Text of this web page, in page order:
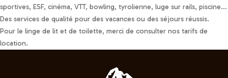
sportives, ESF, cinéma, VTT, bowling, tyrolienne, luge sur rails, piscine…
Des services de qualité pour des vacances ou des séjours réussis.
Pour le linge de lit et de toilette, merci de consulter nos tarifs de
location.